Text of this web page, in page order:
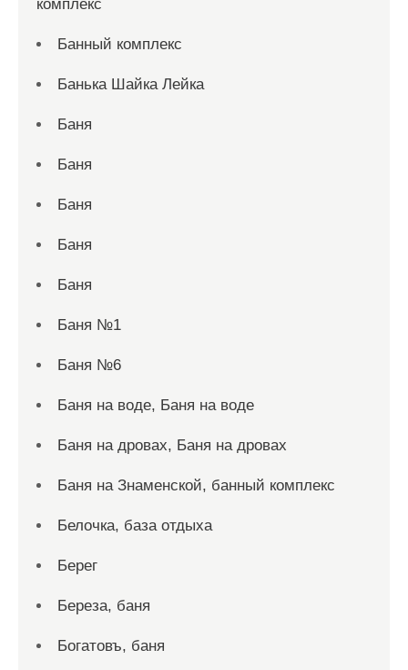
комплекс
Банный комплекс
Банька Шайка Лейка
Баня
Баня
Баня
Баня
Баня
Баня №1
Баня №6
Баня на воде, Баня на воде
Баня на дровах, Баня на дровах
Баня на Знаменской, банный комплекс
Белочка, база отдыха
Берег
Береза, баня
Богатовъ, баня